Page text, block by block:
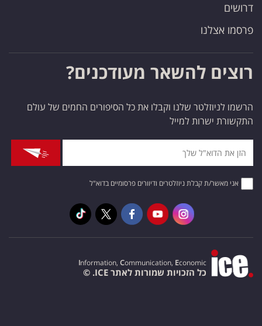
דרושים
פרסמו אצלנו
רוצים להשאר מעודכנים?
הרשמו לניוזלטר שלנו וקבלו את כל הסיפורים החמים של עולם
התקשורת ישרות למייל
אני מאשר/ת קבלת ניוזלטרים ודיוורים פרסומיים בדוא"ל
Information, Communication, Economic
כל הזכויות שמורות לאתר ICE. ©